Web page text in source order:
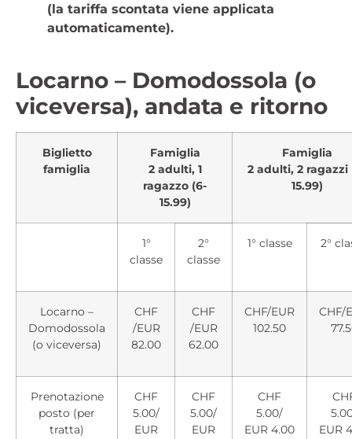
(la tariffa scontata viene applicata
automaticamente).
Locarno – Domodossola (o
viceversa), andata e ritorno
Biglietto
famiglia
Famiglia
2 adulti, 1
ragazzo (6-
15.99)
Famiglia
2 adulti, 2 ragazzi
15.99)
1°
classe
2°
classe
1° classe 2°
Locarno –
Domodossola
(o viceversa)
CHF
/EUR
82.00
CHF
/EUR
62.00
CHF/EUR
102.50
CHF/
Prenotazione
posto (per
tratta)
CHF
5.00/
EUR
CHF
5.00/
EUR
CHF
5.00/
EUR 4.00
EUR